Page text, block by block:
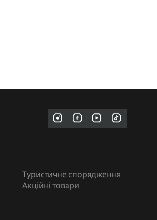
Туристичне спорядження
Акційні товари